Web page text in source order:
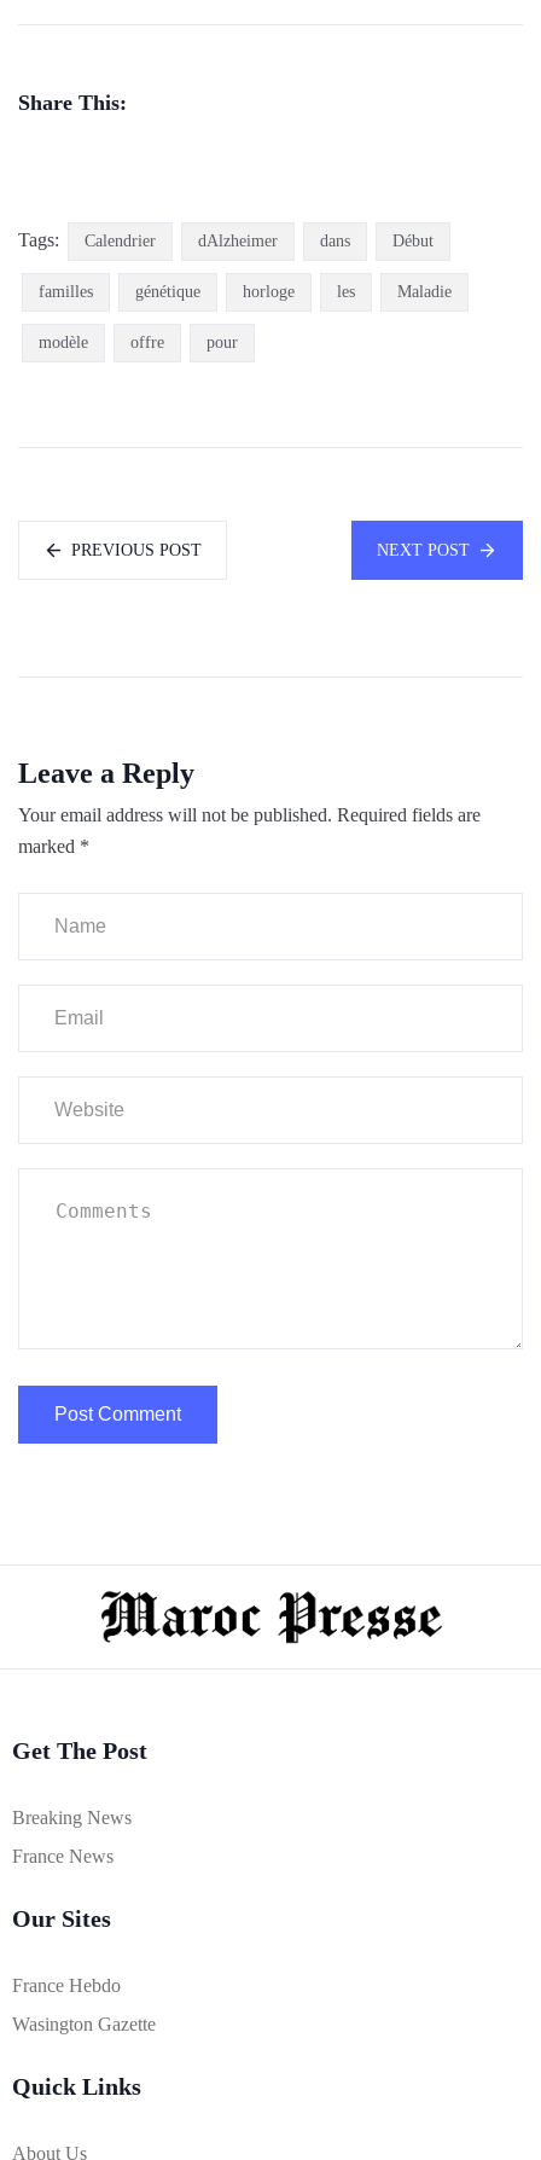
Share This:
Tags: Calendrier dAlzheimer dans Début
familles génétique horloge les Maladie
modèle offre pour
PREVIOUS POST NEXT POST
Leave a Reply
Your email address will not be published. Required fields are
marked *
Get The Post
Breaking News
France News
Our Sites
France Hebdo
Wasington Gazette
Quick Links
About Us